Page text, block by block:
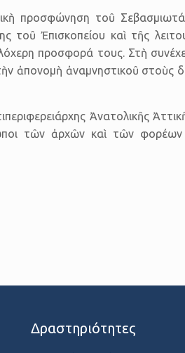
προσφώνηση τοῦ
τοῦ Ἐπισκοπείου καὶ τῆς
προσφορά τους. Στὴ
ἀπονομὴ ἀναμνηστικοῦ στοὺς
Ἀνατολικῆς
τῶν ἀρχῶν καὶ τῶν φορέων
Δραστηριότητες